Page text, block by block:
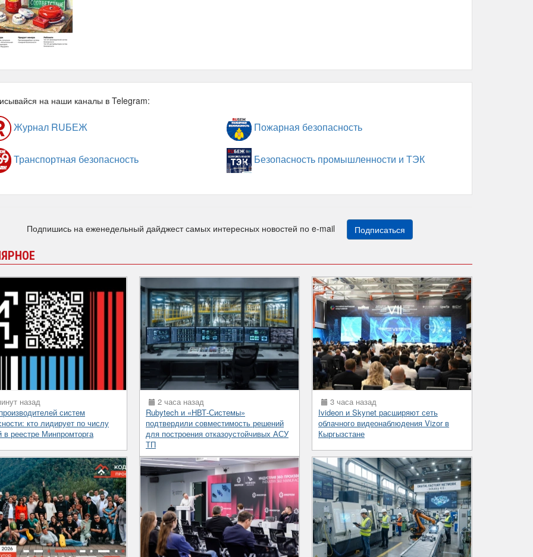
на наши каналы в Telegram:
Журнал RUБЕЖ Пожарная безопасность
Транспортная безопасность Безопасность промышленности и ТЭК
Подпишись на еженедельный дайджест самых интересных новостей по e-mail Подписаться
назад
систем
кто лидирует по числу
в реестре Минпромторга
2 часа назад
Rubytech и «НВТ-Системы»
подтвердили совместимость решений
для построения отказоустойчивых АСУ
ТП
3 часа назад
Ivideon и Skynet расширяют сеть
облачного видеонаблюдения Vizor в
Кыргызстане